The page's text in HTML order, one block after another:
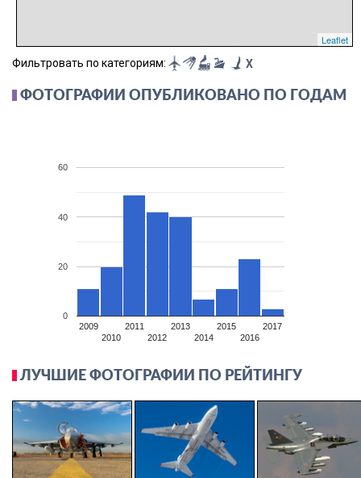
Leaflet
Фильтровать по категориям:
X
ФОТОГРАФИИ ОПУБЛИКОВАНО ПО ГОДАМ
2009
2010
2011
2012
2013
2014
2015
2016
2017
0
20
40
60
ЛУЧШИЕ ФОТОГРАФИИ ПО РЕЙТИНГУ